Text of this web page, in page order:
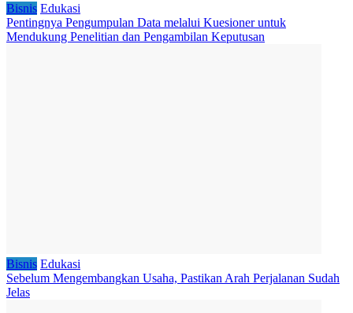
Bisnis Edukasi
Pentingnya Pengumpulan Data melalui Kuesioner untuk
Mendukung Penelitian dan Pengambilan Keputusan
Bisnis Edukasi
Sebelum Mengembangkan Usaha, Pastikan Arah Perjalanan Sudah
Jelas